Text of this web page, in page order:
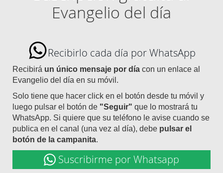
Evangelio del día
Recibirlo cada día por WhatsApp
Recibirá un único mensaje por día con un enlace al
Evangelio del día en su móvil.
Solo tiene que hacer click en el botón desde tu móvil y
luego pulsar el botón de "Seguir" que lo mostrará tu
WhatsApp. Si quiere que su teléfono le avise cuando se
publica en el canal (una vez al día), debe pulsar el
botón de la campanita.
Suscribirme por Whatsapp